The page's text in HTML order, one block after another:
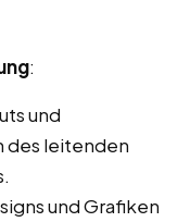
:
und
des leitenden
und Grafiken